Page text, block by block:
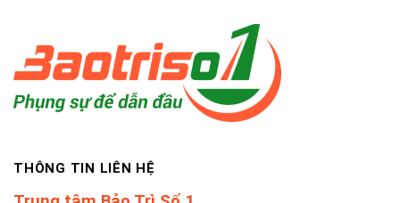
THÔNG TIN LIÊN HỆ